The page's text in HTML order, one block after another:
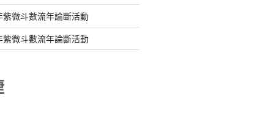
微斗數流年論斷活動
微斗數流年論斷活動